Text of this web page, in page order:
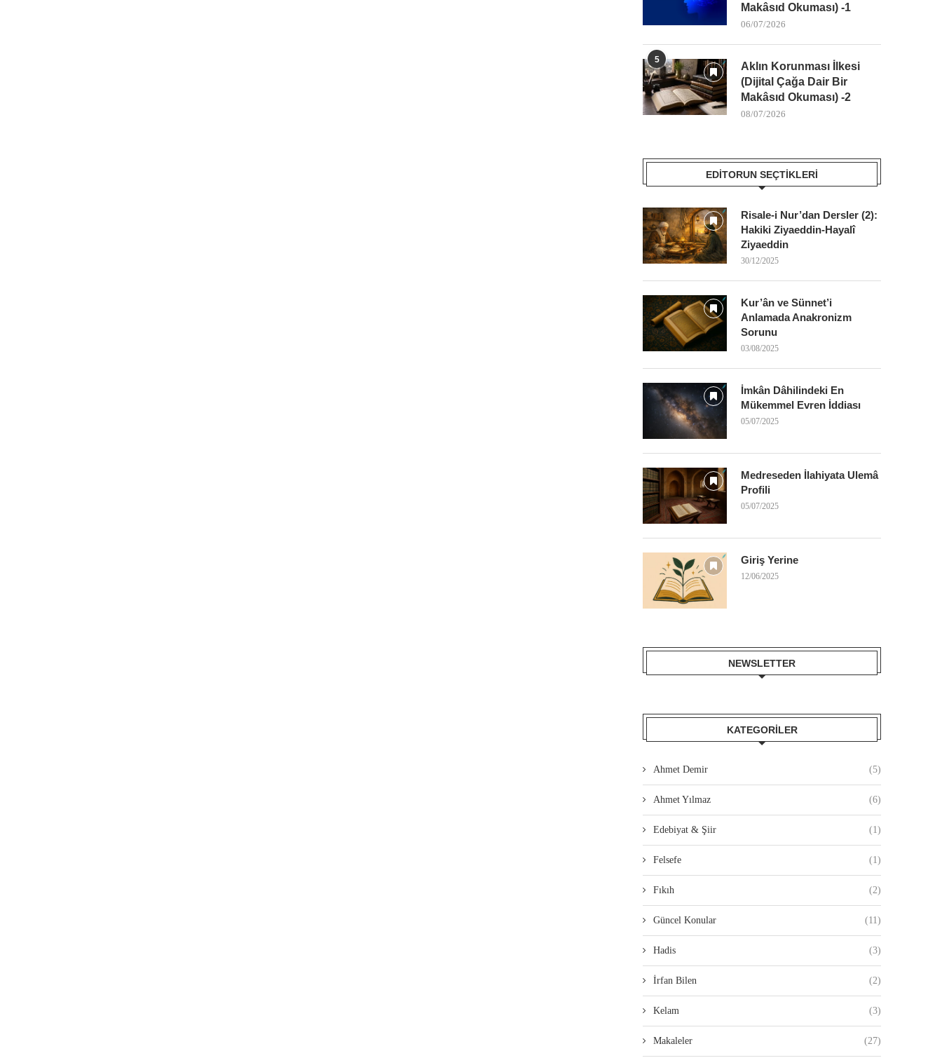
Makâsıd Okuması) -1
06/07/2026
5
Aklın Korunması İlkesi
(Dijital Çağa Dair Bir
Makâsıd Okuması) -2
08/07/2026
EDITORUN SEÇTIKLERI
Risale-i Nur’dan Dersler (2):
Hakiki Ziyaeddin-Hayalî
Ziyaeddin
30/12/2025
Kur’ân ve Sünnet’i
Anlamada Anakronizm
Sorunu
03/08/2025
İmkân Dâhilindeki En
Mükemmel Evren İddiası
05/07/2025
Medreseden İlahiyata Ulemâ
Profili
05/07/2025
Giriş Yerine
12/06/2025
NEWSLETTER
KATEGORILER
Ahmet Demir (5)
Ahmet Yılmaz (6)
Edebiyat & Şiir (1)
Felsefe (1)
Fıkıh (2)
Güncel Konular (11)
Hadis (3)
İrfan Bilen (2)
Kelam (3)
Makaleler (27)